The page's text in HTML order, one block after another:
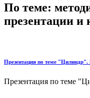
По теме:
презентации и
Презентация по теме "Цилиндр".
Презентация по теме